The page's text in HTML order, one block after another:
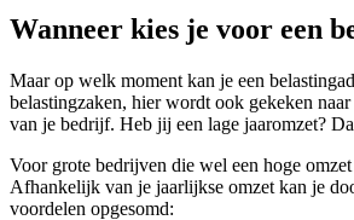
Wanneer kies je voor een
Maar op welk moment kan je een
belastingzaken, hier wordt ook gekeken
van je bedrijf. Heb jij een lage jaaromzet?
Voor grote bedrijven die wel een hoge
Afhankelijk van je jaarlijkse omzet kan je
voordelen opgesomd: